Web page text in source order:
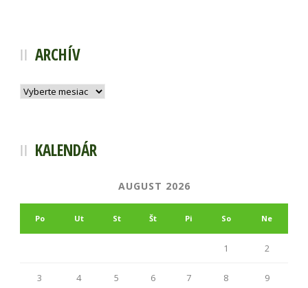
ARCHÍV
Archív
KALENDÁR
AUGUST 2026
Po Ut St Št Pi So Ne
1 2
3 4 5 6 7 8 9